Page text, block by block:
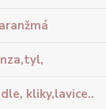
kliky,lavice..